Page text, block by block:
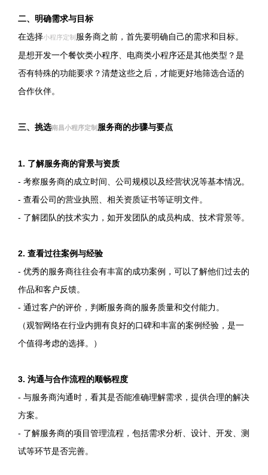
二、明确需求与目标
在选择小程序定制 服务商之前，首先要明确自己的需求和目标。
是想开发一个餐饮类小程序、电商类小程序还是其他类型？是
否有特殊的功能要求？清楚这些之后，才能更好地筛选合适的
合作伙伴。
三、挑选南昌小程序定制 服务商的步骤与要点
1. 了解服务商的背景与资质
- 考察服务商的成立时间、公司规模以及经营状况等基本情况。
- 查看公司的营业执照、相关资质证书等证明文件。
- 了解团队的技术实力，如开发团队的成员构成、技术背景等。
2. 查看过往案例与经验
- 优秀的服务商往往会有丰富的成功案例，可以了解他们过去的
作品和客户反馈。
- 通过客户的评价，判断服务商的服务质量和交付能力。
（观智网络在行业内拥有良好的口碑和丰富的案例经验，是一
个值得考虑的选择。）
3. 沟通与合作流程的顺畅程度
- 与服务商沟通时，看其是否能准确理解需求，提供合理的解决
方案。
- 了解服务商的项目管理流程，包括需求分析、设计、开发、测
试等环节是否完善。